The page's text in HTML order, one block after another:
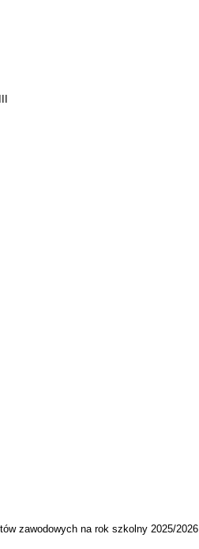
zawodowych na rok szkolny 2025/2026